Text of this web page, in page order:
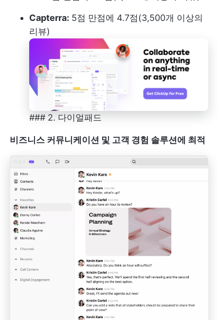
Capterra: 5점 만점에 4.7점(3,500개 이상의
리뷰)
### 2. 다이얼패드
비즈니스 커뮤니케이션 및 고객 경험 솔루션에 최적